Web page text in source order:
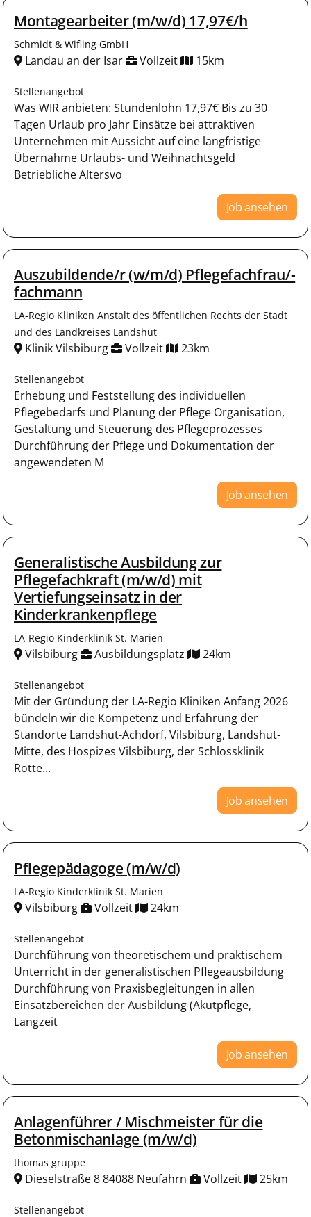
Montagearbeiter (m/w/d) 17,97€/h
Schmidt & Wifling GmbH
Landau an der Isar Vollzeit 15km
Stellenangebot
Was WIR anbieten: Stundenlohn 17,97€ Bis zu 30
Tagen Urlaub pro Jahr Einsätze bei attraktiven
Unternehmen mit Aussicht auf eine langfristige
Übernahme Urlaubs- und Weihnachtsgeld
Betriebliche Altersvo
Job ansehen
Auszubildende/r (w/m/d) Pflegefachfrau/-
fachmann
LA-Regio Kliniken Anstalt des öffentlichen Rechts der Stadt
und des Landkreises Landshut
Klinik Vilsbiburg Vollzeit 23km
Stellenangebot
Erhebung und Feststellung des individuellen
Pflegebedarfs und Planung der Pflege Organisation,
Gestaltung und Steuerung des Pflegeprozesses
Durchführung der Pflege und Dokumentation der
angewendeten M
Job ansehen
Generalistische Ausbildung zur
Pflegefachkraft (m/w/d) mit
Vertiefungseinsatz in der
Kinderkrankenpflege
LA-Regio Kinderklinik St. Marien
Vilsbiburg Ausbildungsplatz 24km
Stellenangebot
Mit der Gründung der LA-Regio Kliniken Anfang 2026
bündeln wir die Kompetenz und Erfahrung der
Standorte Landshut-Achdorf, Vilsbiburg, Landshut-
Mitte, des Hospizes Vilsbiburg, der Schlossklinik
Rotte...
Job ansehen
Pflegepädagoge (m/w/d)
LA-Regio Kinderklinik St. Marien
Vilsbiburg Vollzeit 24km
Stellenangebot
Durchführung von theoretischem und praktischem
Unterricht in der generalistischen Pflegeausbildung
Durchführung von Praxisbegleitungen in allen
Einsatzbereichen der Ausbildung (Akutpflege,
Langzeit
Job ansehen
Anlagenführer / Mischmeister für die
Betonmischanlage (m/w/d)
thomas gruppe
Dieselstraße 8 84088 Neufahrn Vollzeit 25km
Stellenangebot